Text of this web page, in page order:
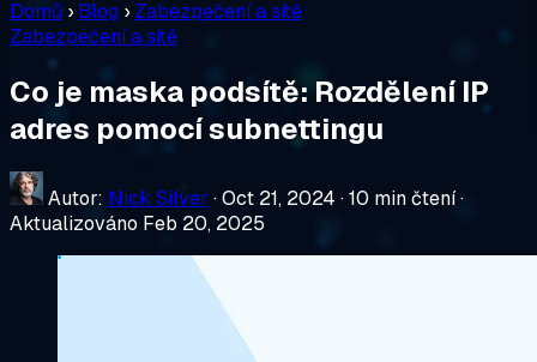
Domů › Blog › Zabezpečení a sítě
Zabezpečení a sítě
Co je maska podsítě: Rozdělení IP
adres pomocí subnettingu
Autor: Nick Silver ·Oct 21, 2024 ·10 min čtení·
Aktualizováno Feb 20, 2025